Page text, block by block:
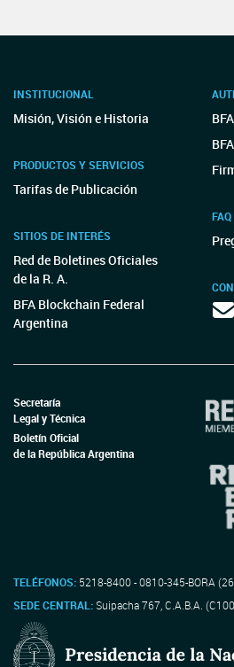
INSTITUCIONAL
Misión, Visión e Historia
PRODUCTOS Y SERVICIOS
Tarifas de Publicación
SITIOS DE INTERÉS
Red de Boletines Oficiales
de la R. A.
BFA Blockchain Federal
Argentina
Secretaría
Legal y Técnica
Boletín Oficial
de la República Argentina
TELÉFONOS: 5218-8400 - 0810-345-BORA
SEDE CENTRAL:Suipacha 767, C.A.B.A.